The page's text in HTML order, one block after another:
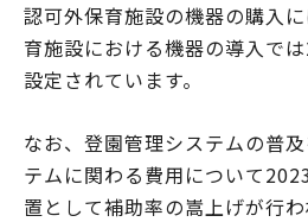
認可外保育施設の機器の購入
育施設における機器の導入で
設定されています。
なお、登園管理システムの普
テムに関わる費用について
置として補助率の嵩上げが行